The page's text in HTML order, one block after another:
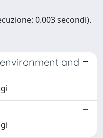
0.003 secondi).
and